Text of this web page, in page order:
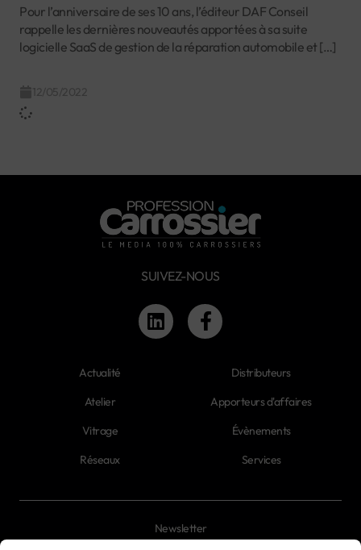
Pour l’anniversaire de ses 10 ans, l’éditeur DAF Conseil
rappelle les dernières nouveautés apportées à sa suite
logicielle SaaS de gestion de la réparation automobile et […]
SUIVEZ-NOUS
Actualité
Atelier
Vitrage
Réseaux
Distributeurs
Apporteurs d'affaires
Évènements
Services
Newsletter